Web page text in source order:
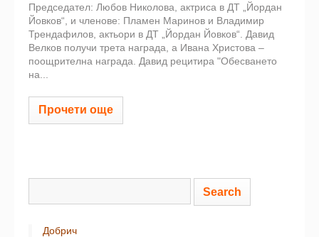
Председател: Любов Николова, актриса в ДТ „Йордан
Йовков“, и членове: Пламен Маринов и Владимир
Трендафилов, актьори в ДТ „Йордан Йовков“. Давид
Велков получи трета награда, а Ивана Христова –
поощрителна награда. Давид рецитира "Обесването
на...
Прочети още
Добрич